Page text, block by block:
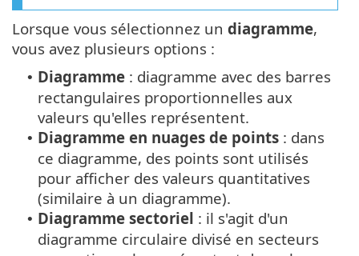
Lorsque vous sélectionnez un diagramme,
vous avez plusieurs options :
• Diagramme : diagramme avec des barres
rectangulaires proportionnelles aux
valeurs qu'elles représentent.
• Diagramme en nuages de points : dans
ce diagramme, des points sont utilisés
pour afficher des valeurs quantitatives
(similaire à un diagramme).
• Diagramme sectoriel : il s'agit d'un
diagramme circulaire divisé en secteurs